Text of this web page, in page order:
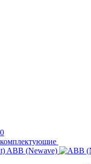
0
ABB (Newave)